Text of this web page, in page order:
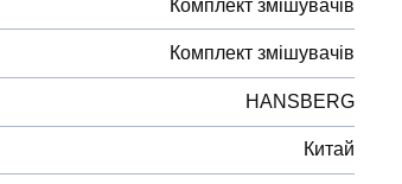
Комплект змішувачів
Комплект змішувачів
HANSBERG
Китай